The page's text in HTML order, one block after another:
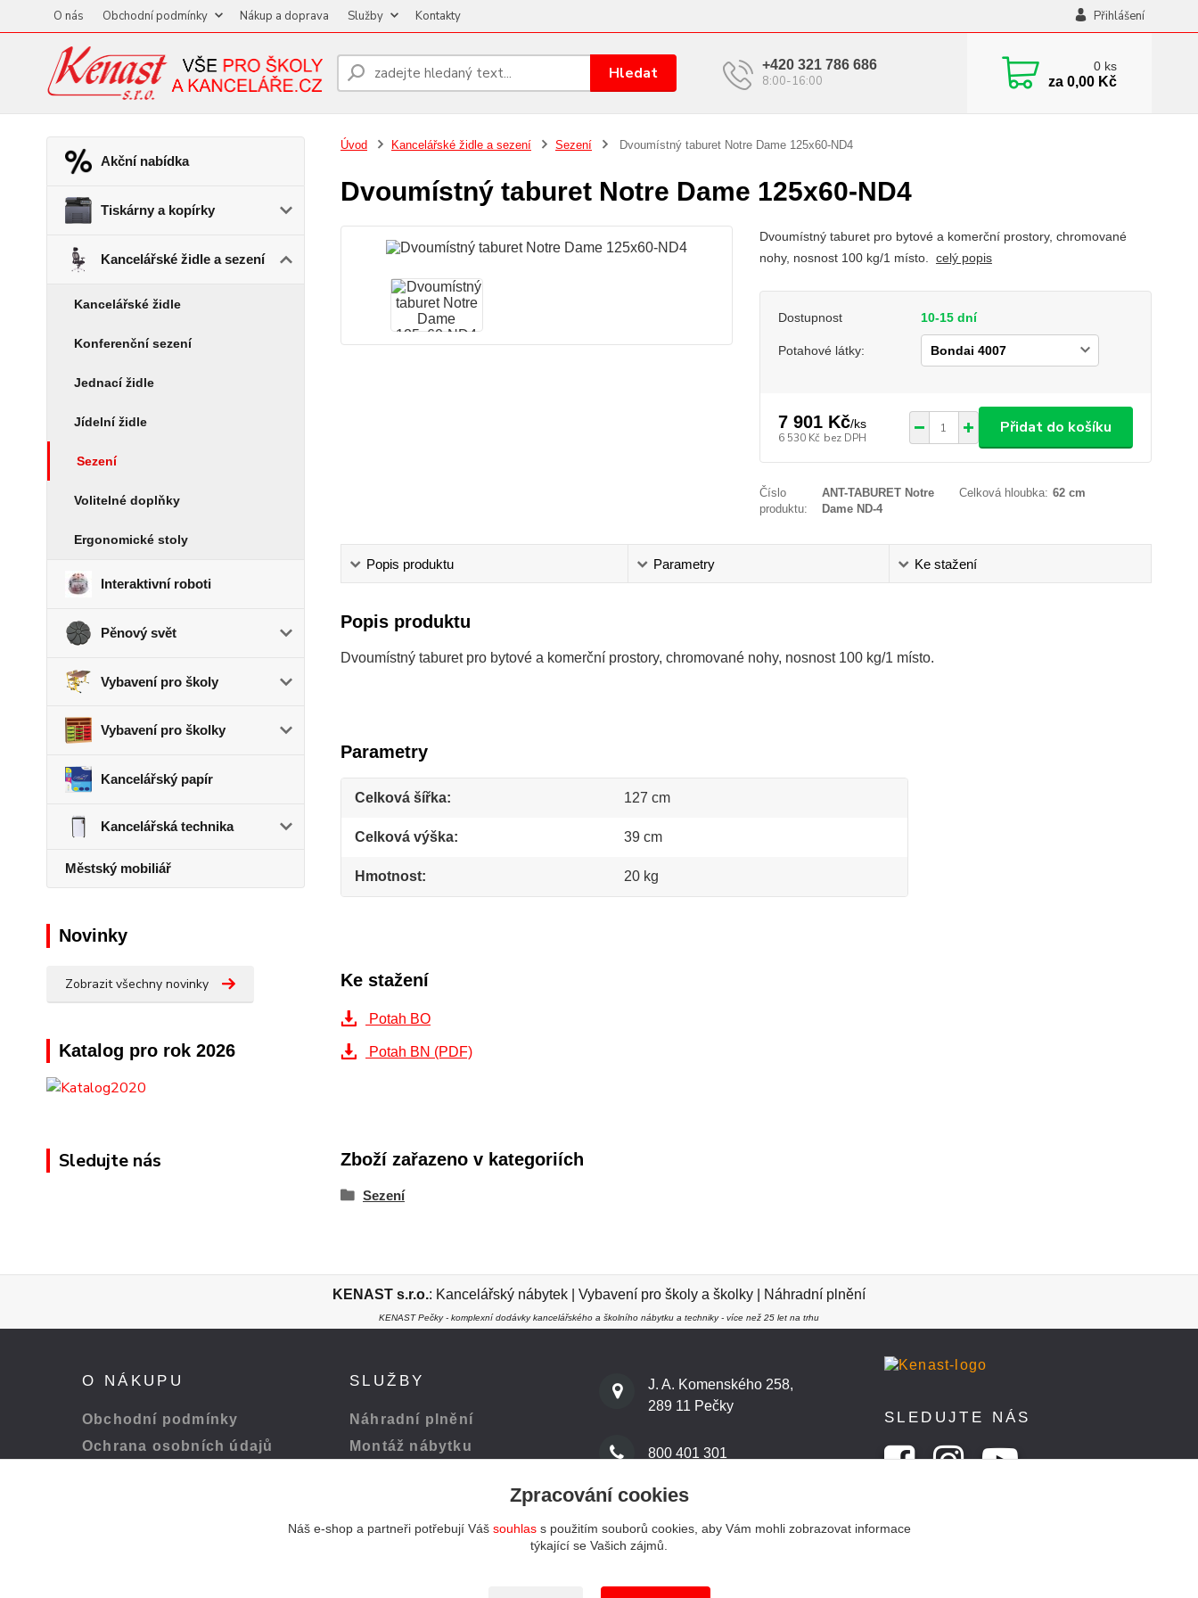
O nás Obchodní podmínky Nákup a doprava Služby Kontakty Přihlášení
Hledat +420 321 786 686
8:00-16:00
0 ks
za 0,00 Kč
Akční nabídka
Tiskárny a kopírky
Kancelářské židle a sezení
Kancelářské židle
Konferenční sezení
Jednací židle
Jídelní židle
Sezení
Volitelné doplňky
Ergonomické stoly
Interaktivní roboti
Pěnový svět
Vybavení pro školy
Vybavení pro školky
Kancelářský papír
Kancelářská technika
Městský mobiliář
Novinky
Zobrazit všechny novinky
Katalog pro rok 2026
Sledujte nás
Úvod Kancelářské židle a sezení Sezení Dvoumístný taburet Notre Dame 125x60-ND4
Dvoumístný taburet Notre Dame 125x60-ND4
Dvoumístný taburet pro bytové a komerční prostory, chromované
nohy, nosnost 100 kg/1 místo. celý popis
Dostupnost 10-15 dní
Potahové látky:
7 901 Kč/ks
6 530 Kč bez DPH
Přidat do košíku
Číslo
produktu:
ANT-TABURET Notre
Dame ND-4
Celková hloubka: 62 cm
Popis produktu Parametry Ke stažení
Popis produktu
Dvoumístný taburet pro bytové a komerční prostory, chromované nohy, nosnost 100 kg/1 místo.
Parametry
Celková šířka 127 cm
Celková výška 39 cm
Hmotnost 20 kg
Ke stažení
Potah BO
Potah BN (PDF)
Zboží zařazeno v kategoriích
Sezení
KENAST s.r.o.: Kancelářský nábytek Vybavení pro školy a školky Náhradní plnění
KENAST Pečky - komplexní dodávky kancelářského a školního nábytku a techniky - více než 25 let na trhu
O NÁKUPU
Obchodní podmínky
Ochrana osobních údajů
SLUŽBY
Náhradní plnění
Montáž nábytku
J. A. Komenského 258,
289 11 Pečky
800 401 301
SLEDUJTE NÁS
Zpracování cookies
Náš e-shop a partneři potřebují Váš souhlass použitím souborů cookies, aby Vám mohli zobrazovat informace
týkající se Vašich zájmů.